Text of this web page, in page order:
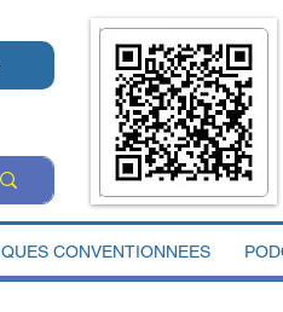
CONVENTIONNEES